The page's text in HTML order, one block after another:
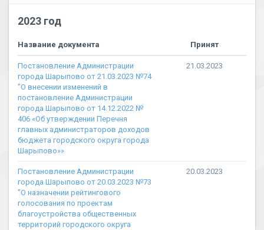
2023 год
Название документа Принят
Постановление Администрации
города Шарыпово от 21.03.2023 №74
"О внесении изменений в
постановление Администрации
города Шарыпово от 14.12.2022 №
406 «Об утверждении Перечня
главных администраторов доходов
бюджета городского округа города
Шарыпово»»
21.03.2023
Постановление Администрации
города Шарыпово от 20.03.2023 №73
"О назначении рейтингового
голосования по проектам
благоустройства общественных
территорий городского округа
20.03.2023